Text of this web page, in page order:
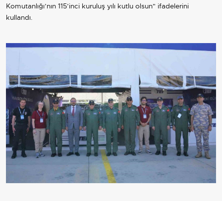
Komutanlığı’nın 115’inci kuruluş yılı kutlu olsun" ifadelerini
kullandı.